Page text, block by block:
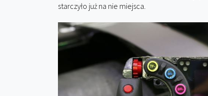
starczyło już na nie miejsca.